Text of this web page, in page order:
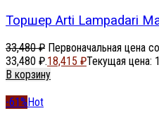
Торшер Arti Lampadari
33,480₽ Первоначальная цена
33,480 ₽.18,415 ₽Текущая цена:
В корзину
-61% Hot